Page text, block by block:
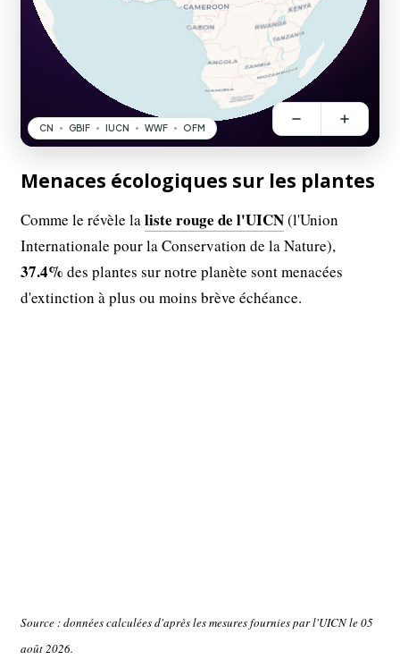
Menaces écologiques sur les plantes
Comme le révèle laliste rouge de l'UICN(l'Union
Internationale pour la Conservation de la Nature),
37.4% des plantes sur notre planète sont menacées
d'extinction à plus ou moins brève échéance.
Source : données calculées d'après les mesures fournies par l'UICN le 05
août 2026.